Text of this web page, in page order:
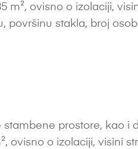
m², ovisno o izolaciji,
površinu stakla, broj
prostore, kao i
ovisno o izolaciji, visini